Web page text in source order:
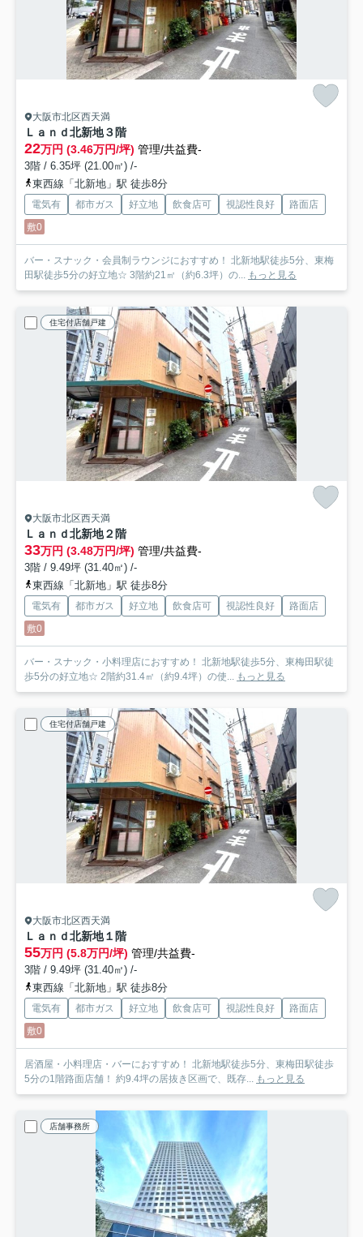
大阪市北区西天満
Ｌａｎｄ北新地３階
22万円 (3.46万円/坪) 管理/共益費-
3階 / 6.35坪 (21.00㎡) /-
東西線「北新地」駅 徒歩8分
電気有 都市ガス 好立地 飲食店可 視認性良好
路面店
敷0
バー・スナック・会員制ラウンジにおすすめ！ 北新地駅徒歩5分、東梅
田駅徒歩5分の好立地☆ 3階約21㎡（約6.3坪）の... もっと見る
住宅付店舗戸建
大阪市北区西天満
Ｌａｎｄ北新地２階
33万円 (3.48万円/坪) 管理/共益費-
3階 / 9.49坪 (31.40㎡) /-
東西線「北新地」駅 徒歩8分
電気有 都市ガス 好立地 飲食店可 視認性良好
路面店
敷0
バー・スナック・小料理店におすすめ！ 北新地駅徒歩5分、東梅田駅徒
歩5分の好立地☆ 2階約31.4㎡（約9.4坪）の使... もっと見る
住宅付店舗戸建
大阪市北区西天満
Ｌａｎｄ北新地１階
55万円 (5.8万円/坪) 管理/共益費-
3階 / 9.49坪 (31.40㎡) /-
東西線「北新地」駅 徒歩8分
電気有 都市ガス 好立地 飲食店可 視認性良好
路面店
敷0
居酒屋・小料理店・バーにおすすめ！ 北新地駅徒歩5分、東梅田駅徒歩
5分の1階路面店舗！ 約9.4坪の居抜き区画で、既存...
もっと見る
店舗事務所